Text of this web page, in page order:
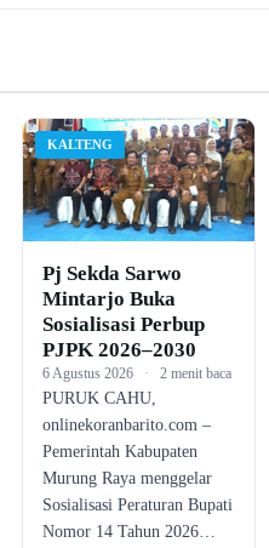
KALTENG
Pj Sekda Sarwo
Mintarjo Buka
Sosialisasi Perbup
PJPK 2026–2030
6 Agustus 2026 · 2 menit baca
PURUK CAHU,
onlinekoranbarito.com –
Pemerintah Kabupaten
Murung Raya menggelar
Sosialisasi Peraturan Bupati
Nomor 14 Tahun 2026…